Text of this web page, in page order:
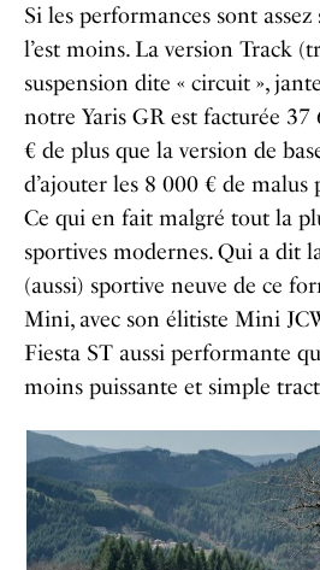
Si les performances sont
l’est moins. La version Track
suspension dite « circuit »,
notre Yaris GR est facturée 37
€ de plus que la version de
d’ajouter les 8 000 € de malus
Ce qui en fait malgré tout la
sportives modernes. Qui a dit
(aussi) sportive neuve de ce
Mini, avec son élitiste Mini
Fiesta ST aussi performante
moins puissante et simple